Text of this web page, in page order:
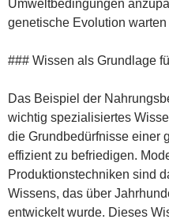
Umweltbedingungen
genetische Evolution warten
### Wissen als Grundlage
Das Beispiel der
wichtig spezialisiertes
die Grundbedürfnisse einer
effizient zu befriedigen.
Produktionstechniken sind
Wissens, das über
entwickelt wurde. Dieses